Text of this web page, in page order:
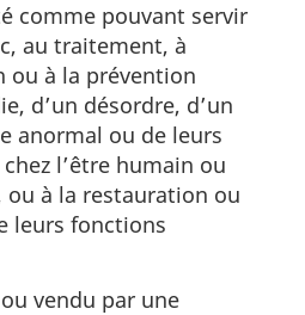
comme pouvant servir
au traitement, à
ou à la prévention
d’un désordre, d’un
anormal ou de leurs
l’être humain ou
ou à la restauration ou
leurs fonctions
vendu par une